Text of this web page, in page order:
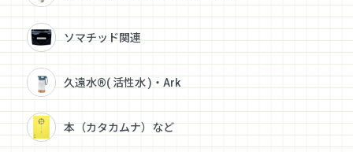
ソマチッド関連
久遠水®( 活性水 )・Ark
本（カタカムナ）など